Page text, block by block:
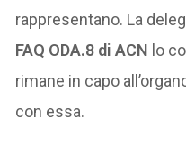
rappresentano. La
FAQ ODA.8 di ACN lo
rimane in capo
con essa.